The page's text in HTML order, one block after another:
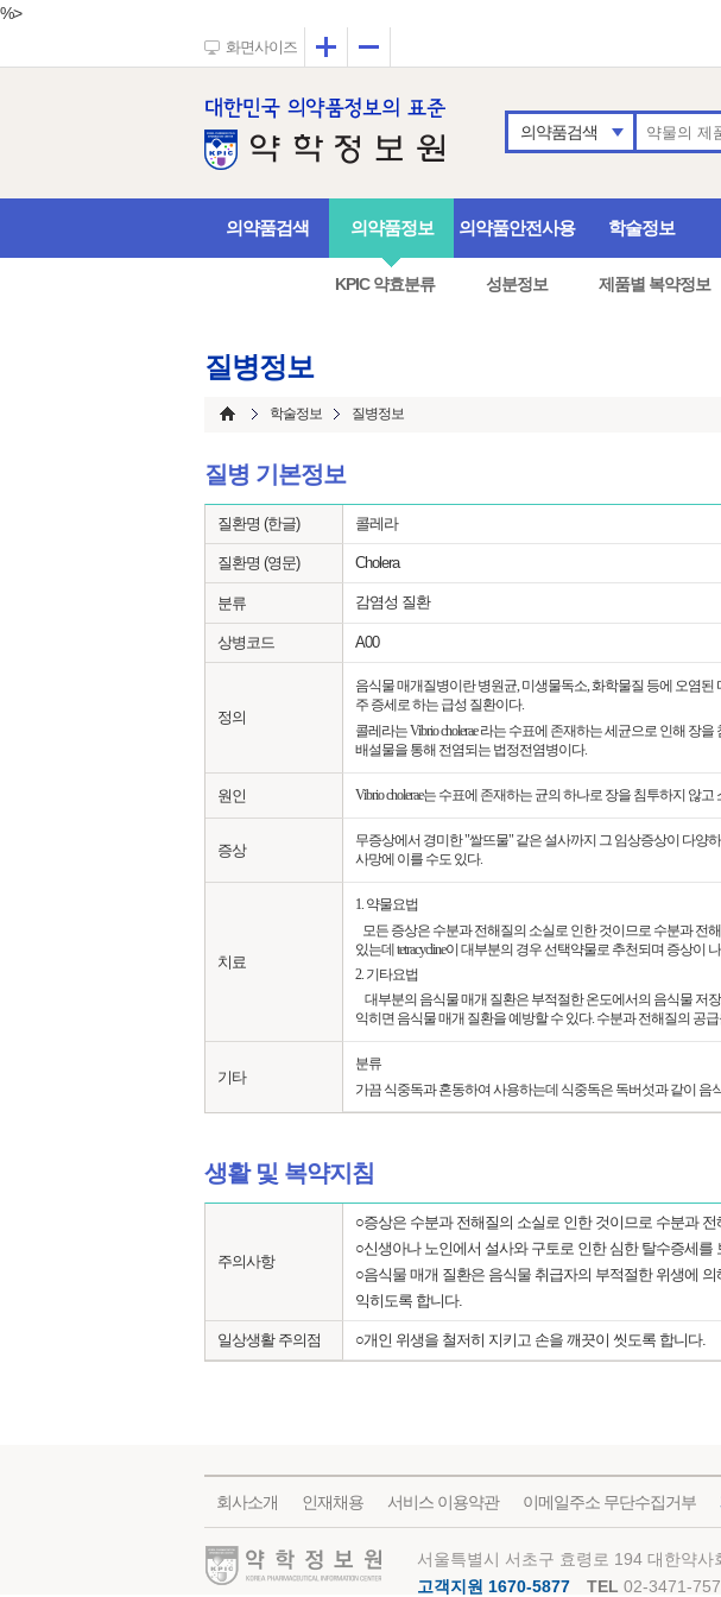
%>
화면사이즈 확대
의약품검색
의약품검색 의약품정보
KPIC 약효분류 성분정보 제품별 복약정보
의약품안전사용 학술정보
질병정보
학술정보 질병정보
질병 기본정보
질환명 (한글) 콜레라
질환명 (영문) Cholera
분류 감염성 질환
상병코드 A00
정의
음식물 매개질병이란 병원균, 미생물독소, 화학물질 등에 오염
주 증세로 하는 급성 질환이다.
콜레라는 Vibrio cholerae 라는 수표에 존재하는 세균으로 인해
배설물을 통해 전염되는 법정전염병이다.
원인 Vibrio cholerae는 수표에 존재하는 균의 하나로 장을 침투하지
증상
무증상에서 경미한 "쌀뜨물" 같은 설사까지 그 임상증상이 다양
사망에 이를 수도 있다.
치료
1. 약물요법
모든 증상은 수분과 전해질의 소실로 인한 것이므로 수분과 전
있는데 tetracycline이 대부분의 경우 선택약물로 추천되며 증상이 나
2. 기타요법
대부분의 음식물 매개 질환은 부적절한 온도에서의 음식물 저
익히면 음식물 매개 질환을 예방할 수 있다. 수분과 전해질의 공급
기타
분류
가끔 식중독과 혼동하여 사용하는데 식중독은 독버섯과 같이
생활 및 복약지침
주의사항
○증상은 수분과 전해질의 소실로 인한 것이므로 수분과
○신생아나 노인에서 설사와 구토로 인한 심한 탈수증세
○음식물 매개 질환은 음식물 취급자의 부적절한 위생에
익히도록 합니다.
일상생활 주의점 ○개인 위생을 철저히 지키고 손을 깨끗이 씻도록 합니다.
회사소개 인재채용 서비스 이용약관 이메일주소 무단수집거부
약학정보원
서울특별시 서초구 효령로 194 대한약사
고객지원 1670-5877
TEL 02-3471-